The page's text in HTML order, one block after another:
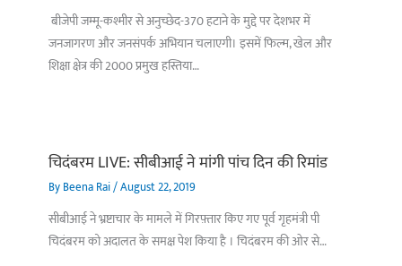
बीजेपी जम्मू-कश्मीर से अनुच्छेद-370 हटाने के मुद्दे पर देशभर में
जनजागरण और जनसंपर्क अभियान चलाएगी। इसमें फिल्म, खेल और
शिक्षा क्षेत्र की 2000 प्रमुख हस्तिया…
चिदंबरम LIVE: सीबीआई ने मांगी पांच दिन की रिमांड
ByBeena Rai/August 22, 2019
सीबीआई ने भ्रष्टाचार के मामले में गिरफ़्तार किए गए पूर्व गृहमंत्री पी
चिदंबरम को अदालत के समक्ष पेश किया है । चिदंबरम की ओर से…